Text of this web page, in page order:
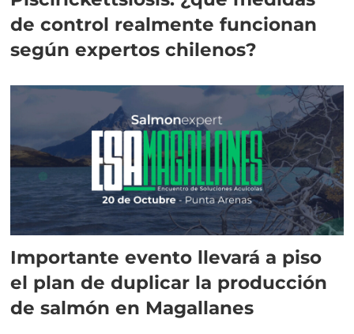
de control realmente funcionan
según expertos chilenos?
Importante evento llevará a piso
el plan de duplicar la producción
de salmón en Magallanes